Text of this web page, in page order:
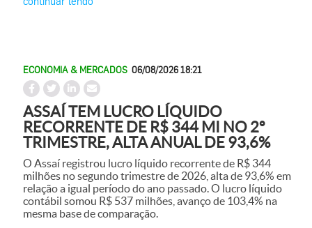
ECONOMIA & MERCADOS 06/08/2026 18:21
ASSAÍ TEM LUCRO LÍQUIDO
RECORRENTE DE R$ 344 MI NO 2º
TRIMESTRE, ALTA ANUAL DE 93,6%
O Assaí registrou lucro líquido recorrente de R$ 344
milhões no segundo trimestre de 2026, alta de 93,6% em
relação a igual período do ano passado. O lucro líquido
contábil somou R$ 537 milhões, avanço de 103,4% na
mesma base de comparação.